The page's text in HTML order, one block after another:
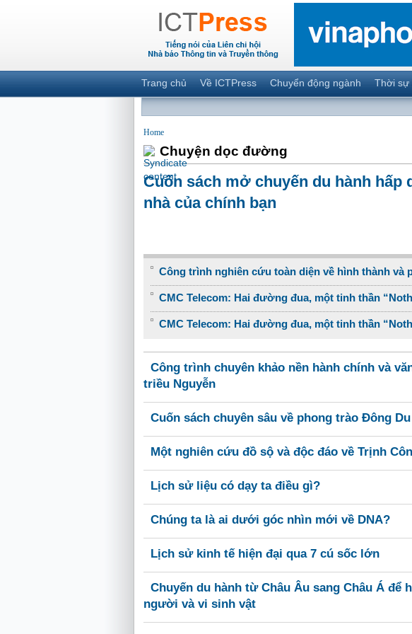
Trang chủ Về ICTPress Chuyển động ngành Thời sự
Home
Chuyện dọc đường
Cuốn sách mở chuyến du hành hấp
nhà của chính bạn
Công trình nghiên cứu toàn diện về hình thành và
CMC Telecom: Hai đường đua, một tinh thần
CMC Telecom: Hai đường đua, một tinh thần
Công trình chuyên khảo nền hành chính và
triều Nguyễn
Cuốn sách chuyên sâu về phong trào Đông
Một nghiên cứu đồ sộ và độc đáo về Trịnh
Lịch sử liệu có dạy ta điều gì?
Chúng ta là ai dưới góc nhìn mới về DNA?
Lịch sử kinh tế hiện đại qua 7 cú sốc lớn
Chuyến du hành từ Châu Âu sang Châu Á để
người và vi sinh vật